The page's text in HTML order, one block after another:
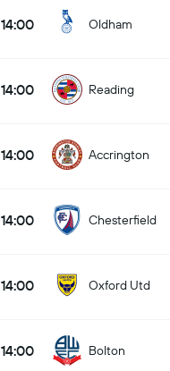
14:00 Oldham
14:00 Reading
14:00 Accrington
14:00 Chesterfield
14:00 Oxford Utd
14:00 Bolton